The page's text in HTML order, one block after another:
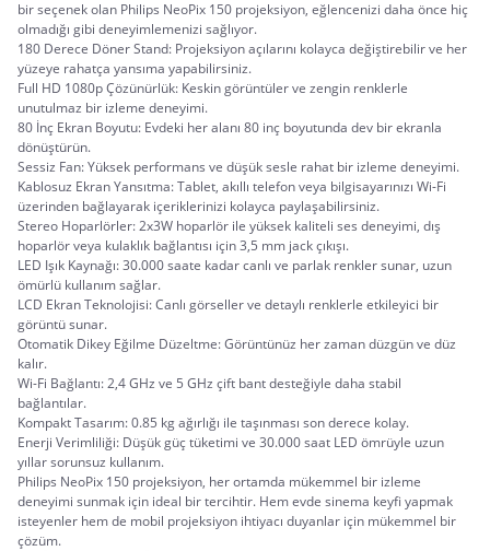
bir seçenek olan Philips NeoPix 150 projeksiyon, eğlencenizi daha önce hiç
olmadığı gibi deneyimlemenizi sağlıyor.
180 Derece Döner Stand: Projeksiyon açılarını kolayca değiştirebilir ve her
yüzeye rahatça yansıma yapabilirsiniz.
Full HD 1080p Çözünürlük: Keskin görüntüler ve zengin renklerle
unutulmaz bir izleme deneyimi.
80 İnç Ekran Boyutu: Evdeki her alanı 80 inç boyutunda dev bir ekranla
dönüştürün.
Sessiz Fan: Yüksek performans ve düşük sesle rahat bir izleme deneyimi.
Kablosuz Ekran Yansıtma: Tablet, akıllı telefon veya bilgisayarınızı Wi-Fi
üzerinden bağlayarak içeriklerinizi kolayca paylaşabilirsiniz.
Stereo Hoparlörler: 2x3W hoparlör ile yüksek kaliteli ses deneyimi, dış
hoparlör veya kulaklık bağlantısı için 3,5 mm jack çıkışı.
LED Işık Kaynağı: 30.000 saate kadar canlı ve parlak renkler sunar, uzun
ömürlü kullanım sağlar.
LCD Ekran Teknolojisi: Canlı görseller ve detaylı renklerle etkileyici bir
görüntü sunar.
Otomatik Dikey Eğilme Düzeltme: Görüntünüz her zaman düzgün ve düz
kalır.
Wi-Fi Bağlantı: 2,4 GHz ve 5 GHz çift bant desteğiyle daha stabil
bağlantılar.
Kompakt Tasarım: 0.85 kg ağırlığı ile taşınması son derece kolay.
Enerji Verimliliği: Düşük güç tüketimi ve 30.000 saat LED ömrüyle uzun
yıllar sorunsuz kullanım.
Philips NeoPix 150 projeksiyon, her ortamda mükemmel bir izleme
deneyimi sunmak için ideal bir tercihtir. Hem evde sinema keyfi yapmak
isteyenler hem de mobil projeksiyon ihtiyacı duyanlar için mükemmel bir
çözüm.